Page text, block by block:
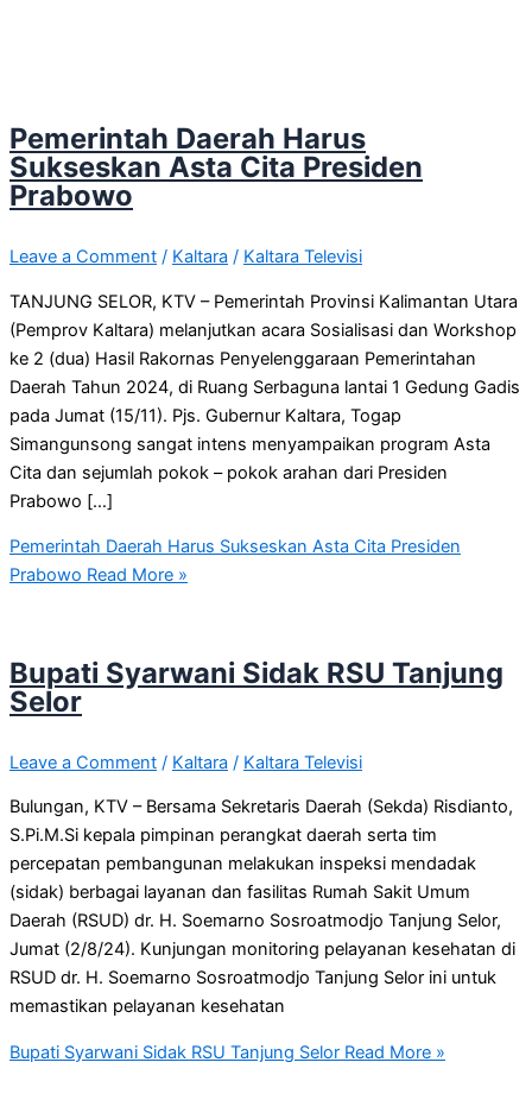
Pemerintah Daerah Harus
Sukseskan Asta Cita Presiden
Prabowo
Leave a Comment / Kaltara / Kaltara Televisi
TANJUNG SELOR, KTV – Pemerintah Provinsi Kalimantan Utara
(Pemprov Kaltara) melanjutkan acara Sosialisasi dan Workshop
ke 2 (dua) Hasil Rakornas Penyelenggaraan Pemerintahan
Daerah Tahun 2024, di Ruang Serbaguna lantai 1 Gedung Gadis
pada Jumat (15/11). Pjs. Gubernur Kaltara, Togap
Simangunsong sangat intens menyampaikan program Asta
Cita dan sejumlah pokok – pokok arahan dari Presiden
Prabowo […]
Pemerintah Daerah Harus Sukseskan Asta Cita Presiden
Prabowo Read More »
Bupati Syarwani Sidak RSU Tanjung
Selor
Leave a Comment / Kaltara / Kaltara Televisi
Bulungan, KTV – Bersama Sekretaris Daerah (Sekda) Risdianto,
S.Pi.M.Si kepala pimpinan perangkat daerah serta tim
percepatan pembangunan melakukan inspeksi mendadak
(sidak) berbagai layanan dan fasilitas Rumah Sakit Umum
Daerah (RSUD) dr. H. Soemarno Sosroatmodjo Tanjung Selor,
Jumat (2/8/24). Kunjungan monitoring pelayanan kesehatan di
RSUD dr. H. Soemarno Sosroatmodjo Tanjung Selor ini untuk
memastikan pelayanan kesehatan
Bupati Syarwani Sidak RSU Tanjung Selor Read More »